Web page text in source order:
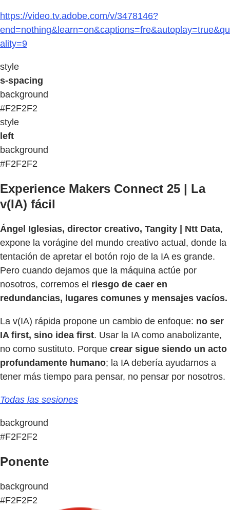
https://video.tv.adobe.com/v/3478146?
end=nothing&learn=on&captions=fre&autoplay=true&qu
ality=9
style
s-spacing
background
#F2F2F2
style
left
background
#F2F2F2
Experience Makers Connect 25 | La
v(IA) fácil
Ángel Iglesias, director creativo, Tangity | Ntt Data,
expone la vorágine del mundo creativo actual, donde la
tentación de apretar el botón rojo de la IA es grande.
Pero cuando dejamos que la máquina actúe por
nosotros, corremos el riesgo de caer en
redundancias, lugares comunes y mensajes vacíos.
La v(IA) rápida propone un cambio de enfoque: no ser
IA first, sino idea first. Usar la IA como anabolizante,
no como sustituto. Porque crear sigue siendo un acto
profundamente humano; la IA debería ayudarnos a
tener más tiempo para pensar, no pensar por nosotros.
Todas las sesiones
background
#F2F2F2
Ponente
background
#F2F2F2